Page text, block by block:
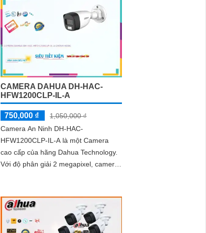
CAMERA DAHUA DH-HAC-
HFW1200CLP-IL-A
750,000 ₫
1,050,000 ₫
Camera An Ninh DH-HAC-
HFW1200CLP-IL-A là một Camera
cao cấp của hãng Dahua Technology.
Với độ phân giải 2 megapixel, camera